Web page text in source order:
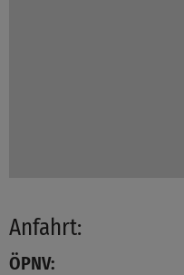
Anfahrt:
ÖPNV: